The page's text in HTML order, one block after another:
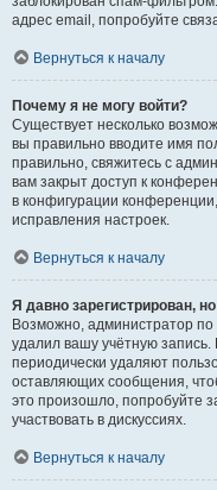
адрес email, попробуйте
Вернуться к началу
Почему я не могу войти?
Существует несколько
вы правильно вводите имя
правильно, свяжитесь с
вам закрыт доступ к
в конфигурации
исправления настроек.
Вернуться к началу
Я давно зарегистрирован,
Возможно, администратор по
удалил вашу учётную
периодически удаляют
оставляющих сообщения,
это произошло, попробуйте
участвовать в дискуссиях.
Вернуться к началу